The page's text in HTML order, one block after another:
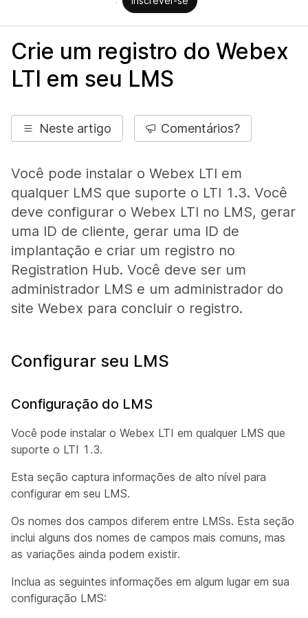
Crie um registro do Webex
LTI em seu LMS
Neste artigo Comentários?
Você pode instalar o Webex LTI em
qualquer LMS que suporte o LTI 1.3. Você
deve configurar o Webex LTI no LMS, gerar
uma ID de cliente, gerar uma ID de
implantação e criar um registro no
Registration Hub. Você deve ser um
administrador LMS e um administrador do
site Webex para concluir o registro.
Configurar seu LMS
Configuração do LMS
Você pode instalar o Webex LTI em qualquer LMS que
suporte o LTI 1.3.
Esta seção captura informações de alto nível para
configurar em seu LMS.
Os nomes dos campos diferem entre LMSs. Esta seção
inclui alguns dos nomes de campos mais comuns, mas
as variações ainda podem existir.
Inclua as seguintes informações em algum lugar em sua
configuração LMS: